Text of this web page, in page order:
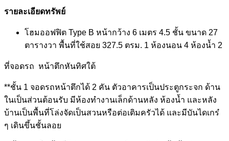
รายละเอียดทรัพย์
โฮมออฟฟิต Type B หน้ากว้าง 6 เมตร 4.5 ชั้น ขนาด 27
ตารางวา พื้นที่ใช้สอย 327.5 ตรม. 1 ห้องนอน 4 ห้องน้ำ 2
ที่จอดรถ หน้าตึกหันทิศใต้
**ชั้น 1 จอดรถหน้าตึกได้ 2 คัน ตัวอาคารเป็นประตูกระจก ด้าน
ในเป็นส่วนต้อนรับ มีห้องทำงานเล็กด้านหลัง ห้องน้ำ และหลัง
บ้านเป็นพื้นที่โล่งจัดเป็นสวนหรือต่อเติมครัวได้ และมีบันไดเกร๋
ๆ เดินขึ้นชั้นลอย